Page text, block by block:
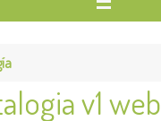
v1 web